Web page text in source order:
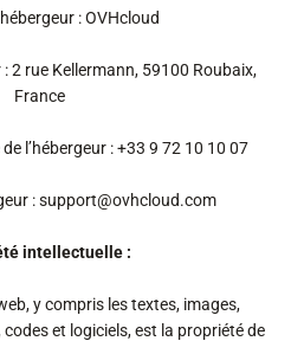
: OVHcloud
: 2 rue Kellermann, 59100 Roubaix,
France
l’hébergeur : +33 9 72 10 10 07
: support@ovhcloud.com
intellectuelle :
y compris les textes, images,
et logiciels, est la propriété de